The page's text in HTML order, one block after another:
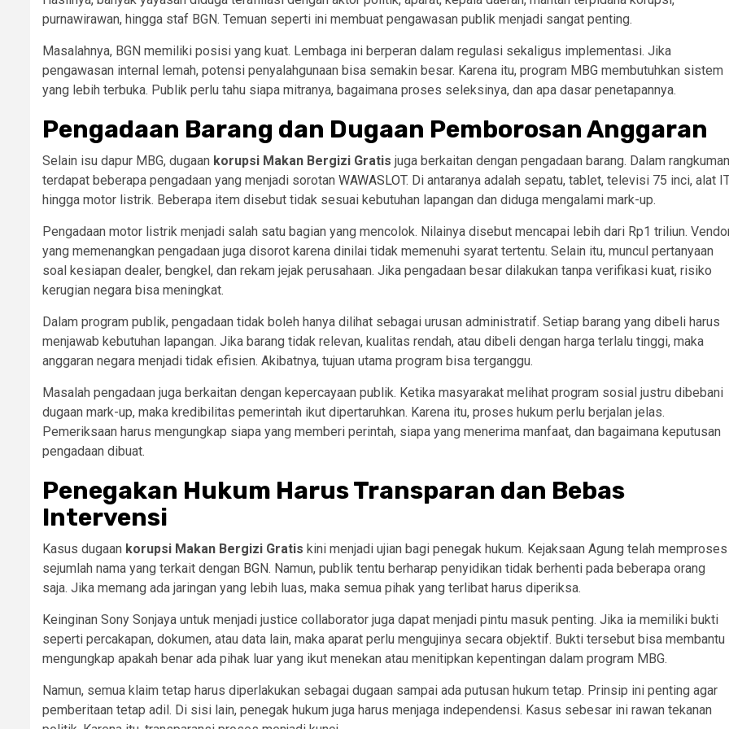
purnawirawan, hingga staf BGN. Temuan seperti ini membuat pengawasan publik menjadi sangat penting.
Masalahnya, BGN memiliki posisi yang kuat. Lembaga ini berperan dalam regulasi sekaligus implementasi. Jika
pengawasan internal lemah, potensi penyalahgunaan bisa semakin besar. Karena itu, program MBG membutuhkan sistem
yang lebih terbuka. Publik perlu tahu siapa mitranya, bagaimana proses seleksinya, dan apa dasar penetapannya.
Pengadaan Barang dan Dugaan Pemborosan Anggaran
Selain isu dapur MBG, dugaan korupsi Makan Bergizi Gratis juga berkaitan dengan pengadaan barang. Dalam
terdapat beberapa pengadaan yang menjadi sorotan WAWASLOT. Di antaranya adalah sepatu, tablet, televisi 75 inci, alat
hingga motor listrik. Beberapa item disebut tidak sesuai kebutuhan lapangan dan diduga mengalami mark-up.
Pengadaan motor listrik menjadi salah satu bagian yang mencolok. Nilainya disebut mencapai lebih dari Rp1 triliun.
yang memenangkan pengadaan juga disorot karena dinilai tidak memenuhi syarat tertentu. Selain itu, muncul pertanyaan
soal kesiapan dealer, bengkel, dan rekam jejak perusahaan. Jika pengadaan besar dilakukan tanpa verifikasi kuat, risiko
kerugian negara bisa meningkat.
Dalam program publik, pengadaan tidak boleh hanya dilihat sebagai urusan administratif. Setiap barang yang dibeli harus
menjawab kebutuhan lapangan. Jika barang tidak relevan, kualitas rendah, atau dibeli dengan harga terlalu tinggi, maka
anggaran negara menjadi tidak efisien. Akibatnya, tujuan utama program bisa terganggu.
Masalah pengadaan juga berkaitan dengan kepercayaan publik. Ketika masyarakat melihat program sosial justru dibebani
dugaan mark-up, maka kredibilitas pemerintah ikut dipertaruhkan. Karena itu, proses hukum perlu berjalan jelas.
Pemeriksaan harus mengungkap siapa yang memberi perintah, siapa yang menerima manfaat, dan bagaimana keputusan
pengadaan dibuat.
Penegakan Hukum Harus Transparan dan Bebas
Intervensi
Kasus dugaan korupsi Makan Bergizi Gratis kini menjadi ujian bagi penegak hukum. Kejaksaan Agung telah memproses
sejumlah nama yang terkait dengan BGN. Namun, publik tentu berharap penyidikan tidak berhenti pada beberapa orang
saja. Jika memang ada jaringan yang lebih luas, maka semua pihak yang terlibat harus diperiksa.
Keinginan Sony Sonjaya untuk menjadi justice collaborator juga dapat menjadi pintu masuk penting. Jika ia memiliki bukti
seperti percakapan, dokumen, atau data lain, maka aparat perlu mengujinya secara objektif. Bukti tersebut bisa membantu
mengungkap apakah benar ada pihak luar yang ikut menekan atau menitipkan kepentingan dalam program MBG.
Namun, semua klaim tetap harus diperlakukan sebagai dugaan sampai ada putusan hukum tetap. Prinsip ini penting agar
pemberitaan tetap adil. Di sisi lain, penegak hukum juga harus menjaga independensi. Kasus sebesar ini rawan tekanan